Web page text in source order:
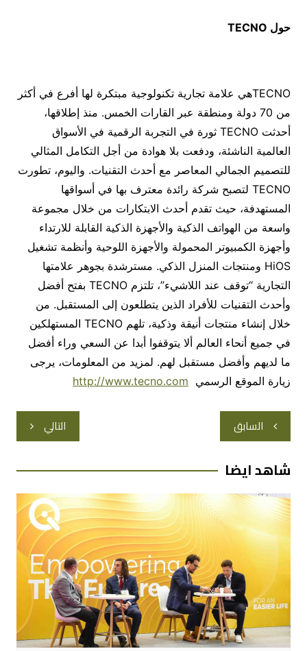
حول TECNO
TECNOهي علامة تجارية تكنولوجية مبتكرة لها أفرع في أكثر
من 70 دولة ومنطقة عبر القارات الخمس. منذ إطلاقها،
أحدثت TECNO ثورة في التجربة الرقمية في الأسواق
العالمية الناشئة، ودفعت بلا هوادة من أجل التكامل المثالي
للتصميم الجمالي المعاصر مع أحدث التقنيات. واليوم، تطورت
TECNO لتصبح شركة رائدة معترف بها في أسواقها
المستهدفة، حيث تقدم أحدث الابتكارات من خلال مجموعة
واسعة من الهواتف الذكية والأجهزة الذكية القابلة للارتداء
وأجهزة الكمبيوتر المحمولة والأجهزة اللوحية وأنظمة تشغيل
HiOS ومنتجات المنزل الذكي. مسترشدة بجوهر علامتها
التجارية “توقف عند اللاشيء”، تلتزم TECNO بفتح أفضل
وأحدث التقنيات للأفراد الذين يتطلعون إلى المستقبل. من
خلال إنشاء منتجات أنيقة وذكية، تلهم TECNO المستهلكين
في جميع أنحاء العالم ألا يتوقفوا أبدا عن السعي وراء أفضل
ما لديهم وأفضل مستقبل لهم. لمزيد من المعلومات، يرجى
زيارة الموقع الرسمي http://www.tecno.com
تصفّح
المقالات
السابق التالي
شاهد ايضا